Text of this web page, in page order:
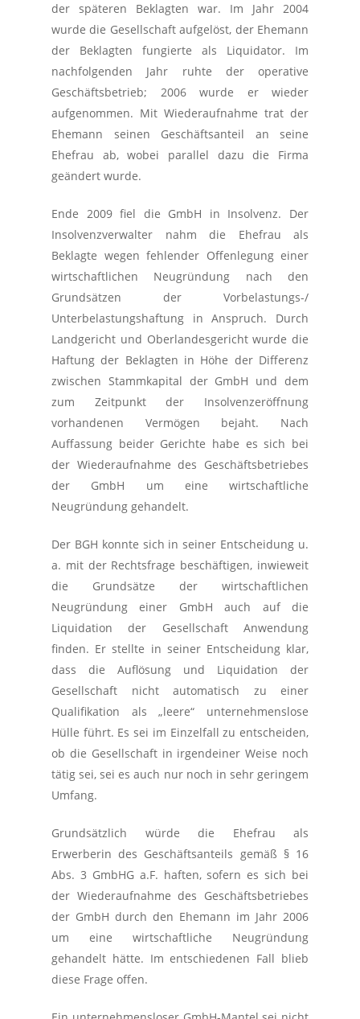
der späteren Beklagten war. Im Jahr 2004
wurde die Gesellschaft aufgelöst, der Ehemann
der Beklagten fungierte als Liquidator. Im
nachfolgenden Jahr ruhte der operative
Geschäftsbetrieb; 2006 wurde er wieder
aufgenommen. Mit Wiederaufnahme trat der
Ehemann seinen Geschäftsanteil an seine
Ehefrau ab, wobei parallel dazu die Firma
geändert wurde.
Ende 2009 fiel die GmbH in Insolvenz. Der
Insolvenzverwalter nahm die Ehefrau als
Beklagte wegen fehlender Offenlegung einer
wirtschaftlichen Neugründung nach den
Grundsätzen der Vorbelastungs-/
Unterbelastungshaftung in Anspruch. Durch
Landgericht und Oberlandesgericht wurde die
Haftung der Beklagten in Höhe der Differenz
zwischen Stammkapital der GmbH und dem
zum Zeitpunkt der Insolvenzeröffnung
vorhandenen Vermögen bejaht. Nach
Auffassung beider Gerichte habe es sich bei
der Wiederaufnahme des Geschäftsbetriebes
der GmbH um eine wirtschaftliche
Neugründung gehandelt.
Der BGH konnte sich in seiner Entscheidung u.
a. mit der Rechtsfrage beschäftigen, inwieweit
die Grundsätze der wirtschaftlichen
Neugründung einer GmbH auch auf die
Liquidation der Gesellschaft Anwendung
finden. Er stellte in seiner Entscheidung klar,
dass die Auflösung und Liquidation der
Gesellschaft nicht automatisch zu einer
Qualifikation als „leere“ unternehmenslose
Hülle führt. Es sei im Einzelfall zu entscheiden,
ob die Gesellschaft in irgendeiner Weise noch
tätig sei, sei es auch nur noch in sehr geringem
Umfang.
Grundsätzlich würde die Ehefrau als
Erwerberin des Geschäftsanteils gemäß § 16
Abs. 3 GmbHG a.F. haften, sofern es sich bei
der Wiederaufnahme des Geschäftsbetriebes
der GmbH durch den Ehemann im Jahr 2006
um eine wirtschaftliche Neugründung
gehandelt hätte. Im entschiedenen Fall blieb
diese Frage offen.